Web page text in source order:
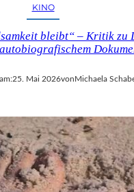
KINO
bleibt“ – Kritik zu
25. Mai 2026von Michaela